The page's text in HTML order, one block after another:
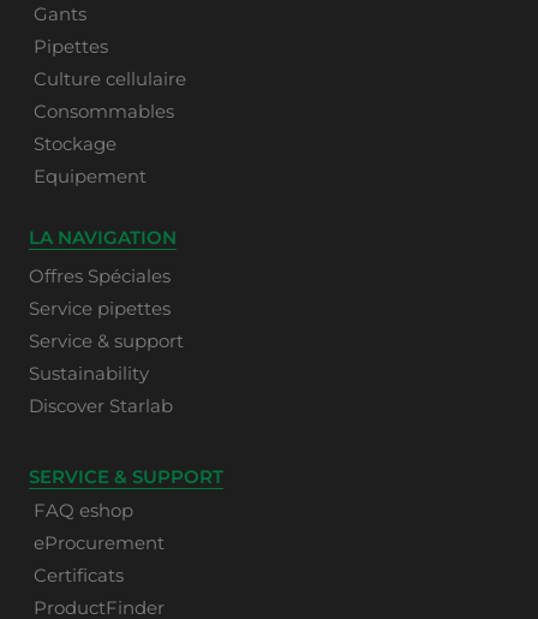
Gants
Pipettes
Culture cellulaire
Consommables
Stockage
Equipement
LA NAVIGATION
Offres Spéciales
Service pipettes
Service & support
Sustainability
Discover Starlab
SERVICE & SUPPORT
FAQ eshop
eProcurement
Certificats
ProductFinder